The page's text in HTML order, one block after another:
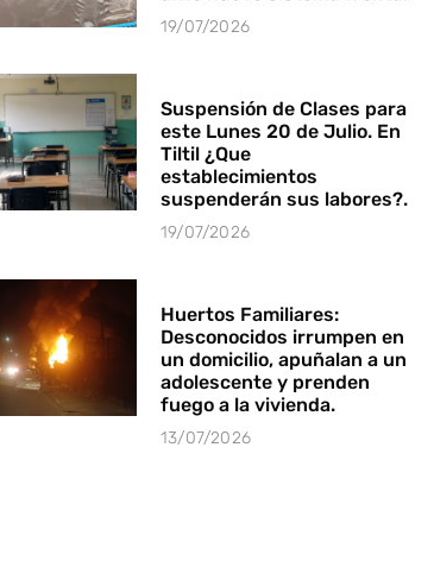
19/07/2026
Suspensión de Clases para
este Lunes 20 de Julio. En
Tiltil ¿Que
establecimientos
suspenderán sus labores?.
19/07/2026
Huertos Familiares:
Desconocidos irrumpen en
un domicilio, apuñalan a un
adolescente y prenden
fuego a la vivienda.
13/07/2026